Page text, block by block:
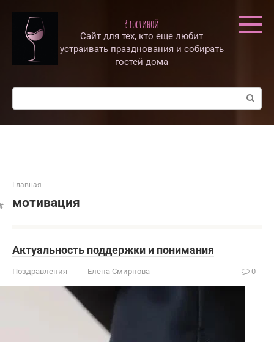
контенту
В гостиной
Сайт для тех, кто еще любит
устраивать празднования и собирать
гостей дома
Поиск:
Главная
мотивация
Актуальность поддержки и понимания
Поздравления Елена Смирнова 0